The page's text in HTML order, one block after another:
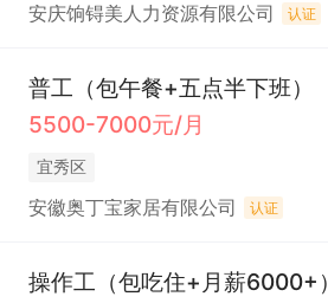
安庆饷锝美人力资源有限公司 认证
普工（包午餐+五点半下班）
5500-7000元/月
宜秀区
安徽奥丁宝家居有限公司 认证
操作工（包吃住+月薪6000+）